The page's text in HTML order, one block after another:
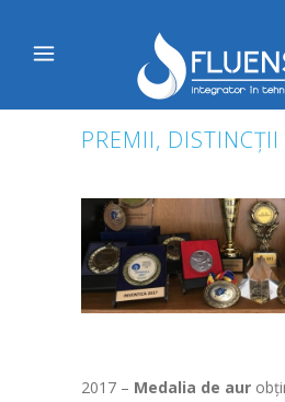
PREMII, DISTINCȚII
2017 – Medalia de aur